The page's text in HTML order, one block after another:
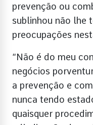
prevenção ou
sublinhou não lhe
preocupações
“Não é do meu
negócios
a prevenção e
nunca tendo
quaisquer